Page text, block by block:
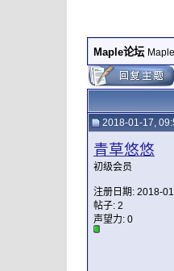
Maple论坛
2018-01-17,
青草悠悠
初级会员
注册日期: 2018-
帖子: 2
声望力: 0